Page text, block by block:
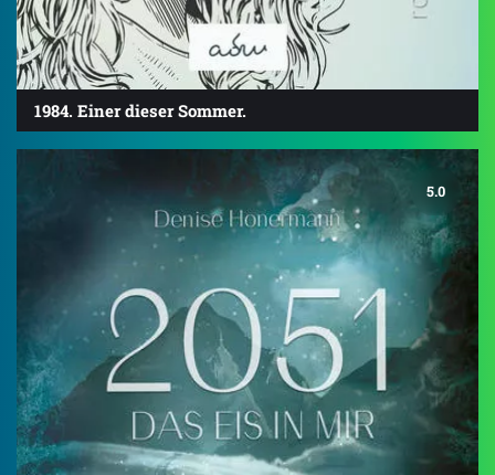
1984. Einer dieser Sommer.
5.0